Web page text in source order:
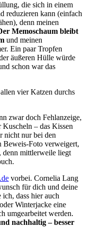
die sich in einem
reduzieren kann (einfach
denn meinen
Memoschaum bleibt
und meinen
Ein paar Tropfen
äußeren Hülle würde
schon war das
vier Katzen durchs
zwar doch Fehlanzeige,
Kuscheln – das Kissen
nicht nur bei den
Beweis-Foto verweigert,
denn mittlerweile liegt
vorbei. Cornelia Lang
für dich und deine
dass hier auch
Winterjacke eine
umgearbeitet werden.
nachhaltig – besser